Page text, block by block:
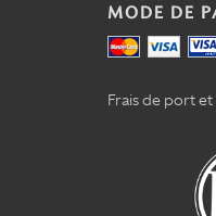
MODE DE
Frais de port